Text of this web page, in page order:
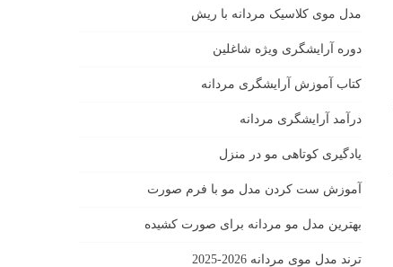
مدل موی کلاسیک مردانه با ریش
دوره آرایشگری ویژه شاغلین
کتاب آموزش آرایشگری مردانه
درآمد آرایشگری مردانه
یادگیری كوتاهى مو در منزل
آموزش ست كردن مدل مو با فرم صورت
بهترین مدل مو مردانه برای صورت کشیده
ترند مدل موی مردانه 2026-2025